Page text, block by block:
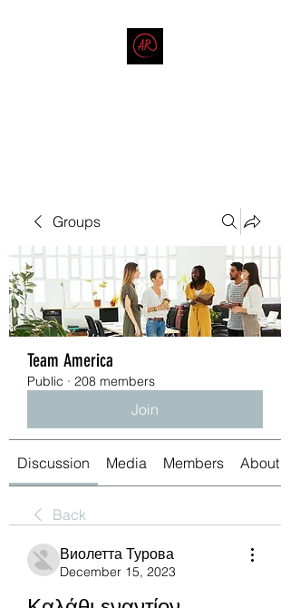
Groups
Team America
Public · 208 members
Join
Discussion Media Members About
Back
Виолетта Турова
December 15, 2023